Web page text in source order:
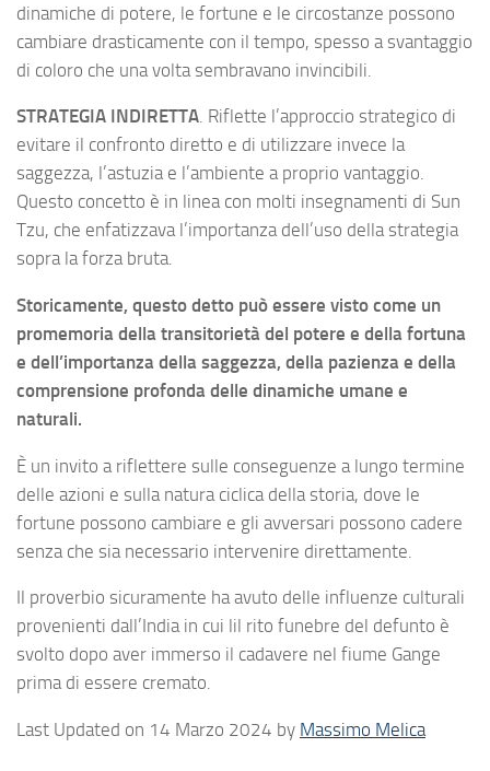
dinamiche di potere, le fortune e le circostanze possono
cambiare drasticamente con il tempo, spesso a svantaggio
di coloro che una volta sembravano invincibili.
STRATEGIA INDIRETTA. Riflette l’approccio strategico di
evitare il confronto diretto e di utilizzare invece la
saggezza, l’astuzia e l’ambiente a proprio vantaggio.
Questo concetto è in linea con molti insegnamenti di Sun
Tzu, che enfatizzava l’importanza dell’uso della strategia
sopra la forza bruta.
Storicamente, questo detto può essere visto come un
promemoria della transitorietà del potere e della fortuna
e dell’importanza della saggezza, della pazienza e della
comprensione profonda delle dinamiche umane e
naturali.
È un invito a riflettere sulle conseguenze a lungo termine
delle azioni e sulla natura ciclica della storia, dove le
fortune possono cambiare e gli avversari possono cadere
senza che sia necessario intervenire direttamente.
Il proverbio sicuramente ha avuto delle influenze culturali
provenienti dall’India in cui lil rito funebre del defunto è
svolto dopo aver immerso il cadavere nel fiume Gange
prima di essere cremato.
Last Updated on 14 Marzo 2024 by Massimo Melica